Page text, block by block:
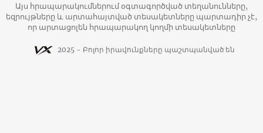
Այս հրապարակումներում օգտագործված տեղանունները,
եզրույթները և արտահայտված տեսակետները պարտադիր չէ,
որ արտացոլեն հրապարակող կողմի տեսակետները
2025 - Բոլոր իրավունքները պաշտպանված են